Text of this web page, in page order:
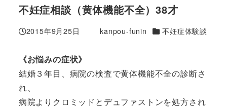
不妊症相談（黄体機能不全）38才
投稿日
2015年9月25日 kanpou-funin カテゴリー
不妊症体験談
《お悩みの症状》
結婚３年目、病院の検査で黄体機能不全の診断さ
れ、
病院よりクロミッドとデュファストンを処方され